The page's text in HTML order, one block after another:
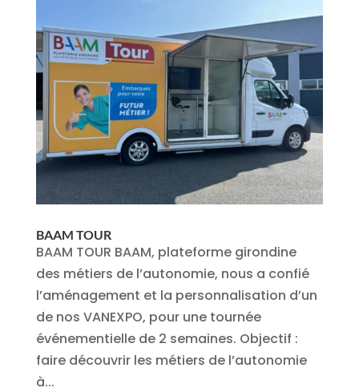
BAAM TOUR
BAAM TOUR BAAM, plateforme girondine
des métiers de l’autonomie, nous a confié
l’aménagement et la personnalisation d’un
de nos VANEXPO, pour une tournée
événementielle de 2 semaines. Objectif :
faire découvrir les métiers de l’autonomie
à...